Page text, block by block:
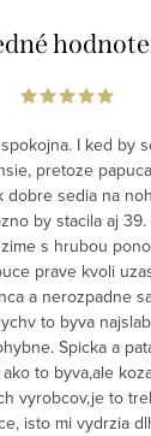
I ked by
pretoze
dobre sedia na
by stacila aj
s hrubou
prave kvoli
a nerozpadne
to byva
Spicka a
to byva,ale
vyrobcov,je to
isto mi vydrzia